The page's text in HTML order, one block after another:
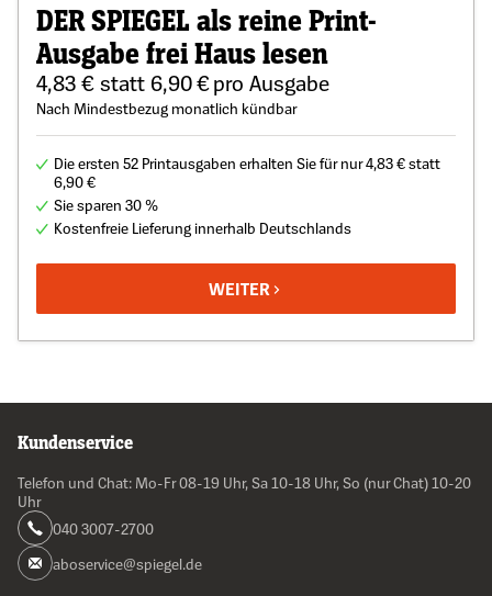
DER SPIEGEL als reine Print-
Ausgabe frei Haus lesen
4,83 € statt 6,90 € pro Ausgabe
Nach Mindestbezug monatlich kündbar
Die ersten 52 Printausgaben erhalten Sie für nur 4,83 € statt
6,90 €
Sie sparen 30 %
Kostenfreie Lieferung innerhalb Deutschlands
WEITER
Kundenservice
Telefon und Chat: Mo-Fr 08-19 Uhr, Sa 10-18 Uhr, So (nur Chat) 10-20
Uhr
040 3007-2700
aboservice@spiegel.de